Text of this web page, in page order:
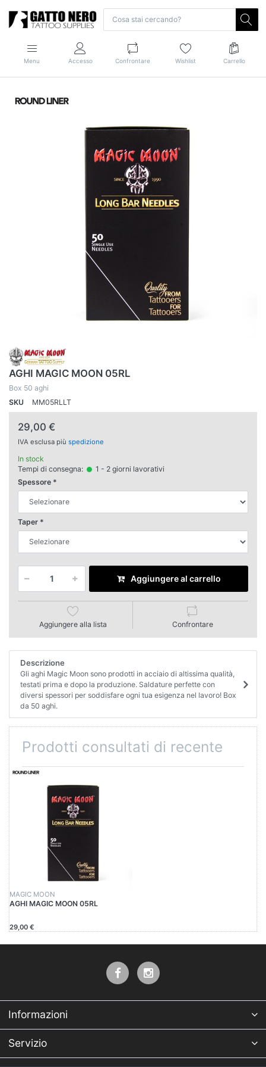
Menu Accesso Confrontare Wishlist Carrello
AGHI MAGIC MOON 05RL
Box 50 aghi
SKU
MM05RLLT
29,00 €
IVA esclusa più spedizione
In stock
Tempi di consegna:
1 - 2 giorni lavorativi
Spessore
Taper
Aggiungere al carrello
Aggiungere alla lista Confrontare
Descrizione
Gli aghi Magic Moon sono prodotti in acciaio di altissima qualità,
testati prima e dopo la produzione. Saldature perfette con
diversi spessori per soddisfare ogni tua esigenza nel lavoro! Box
da 50 aghi.
Prodotti consultati di recente
MAGIC MOON
AGHI MAGIC MOON 05RL
29,00 €
Informazioni
Servizio